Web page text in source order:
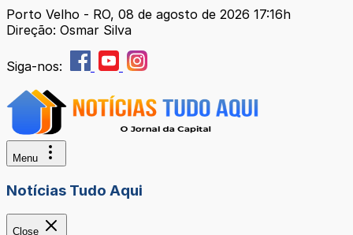
Porto Velho - RO, 08 de agosto de 2026 17:16h
Direção: Osmar Silva
Siga-nos:
Menu
Notícias Tudo Aqui
Close